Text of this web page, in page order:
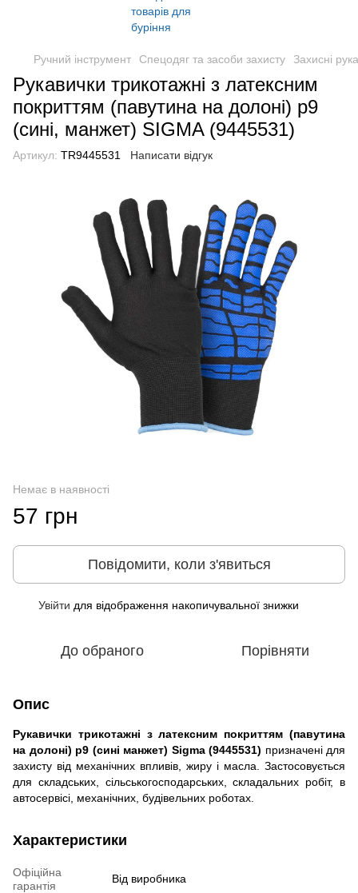
Ручний інструмент Спецодяг та засоби захисту Захисні
Рукавички трикотажні з латексним
покриттям (павутина на долоні) р9
(сині, манжет) SIGMA (9445531)
Артикул: TR9445531 Написати відгук
Немає в наявності
57 грн
Повідомити, коли з'явиться
Увійти для відображення накопичувальної знижки
До обраного Порівняти
Опис
Рукавички трикотажні з латексним покриттям (павутина
на долоні) р9 (сині манжет) Sigma (9445531) призначені для
захисту від механічних впливів, жиру і масла. Застосовується
для складських, сільськогосподарських, складальних робіт, в
автосервісі, механічних, будівельних роботах.
Характеристики
Офіційна
гарантія
Від виробника